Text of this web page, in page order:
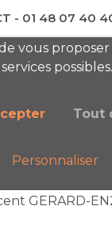
newsletter
des catégories
GERARD-
vous
services possibles.
Tout
Personnaliser
- 01 48 07 40